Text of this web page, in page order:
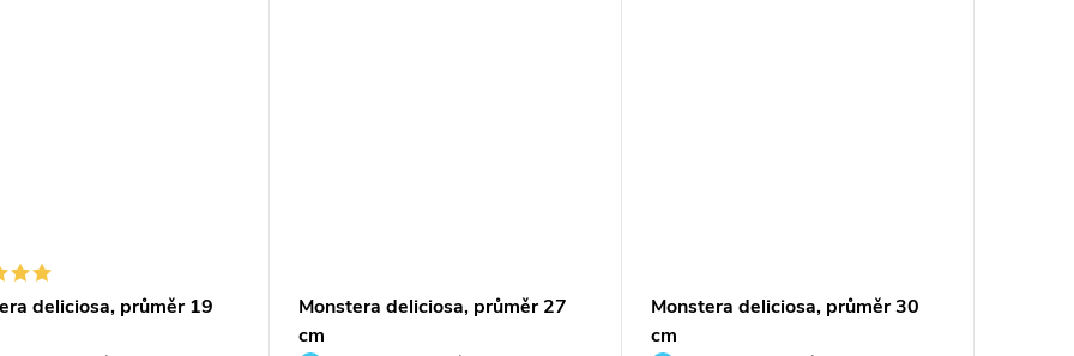
deliciosa, průměr 19
Monstera deliciosa, průměr 27
cm
Monstera deliciosa, průměr 30
cm